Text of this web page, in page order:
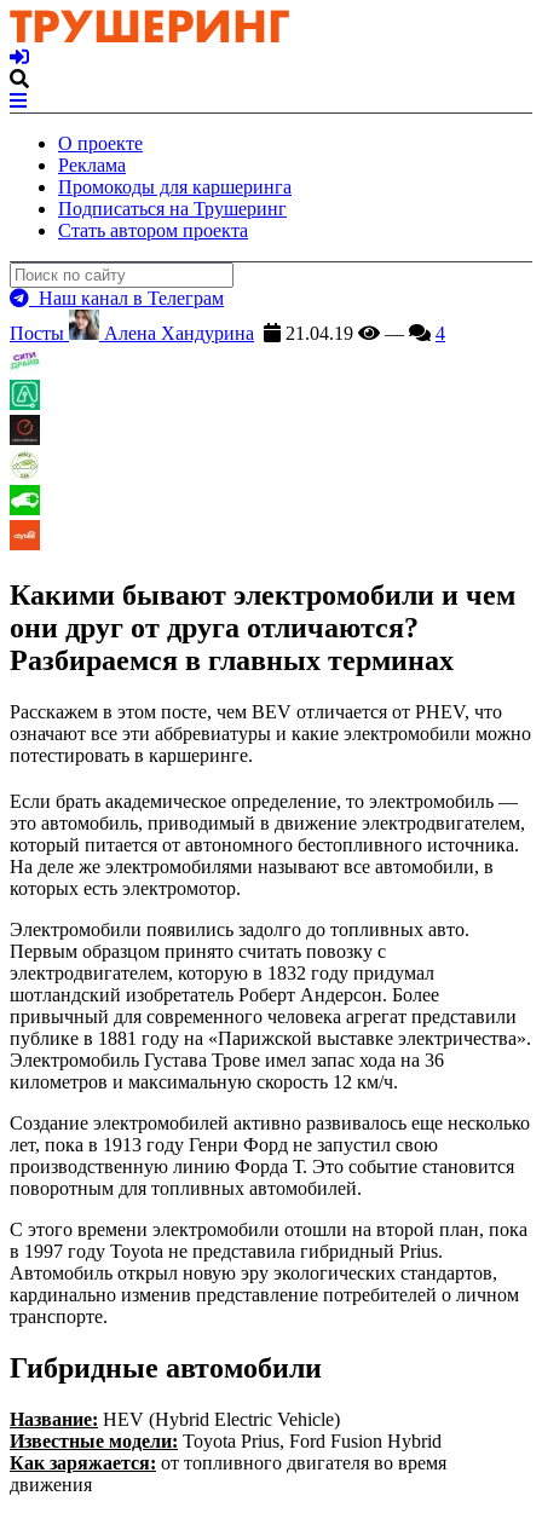
О проекте
Реклама
Промокоды для каршеринга
Подписаться на Трушеринг
Стать автором проекта
Наш канал в Телеграм
Посты
Алена Хандурина 21.04.19 — 4
Какими бывают электромобили и чем
они друг от друга отличаются?
Разбираемся в главных терминах
Расскажем в этом посте, чем BEV отличается от PHEV, что
означают все эти аббревиатуры и какие электромобили можно
потестировать в каршеринге.
Если брать академическое определение, то электромобиль —
это автомобиль, приводимый в движение электродвигателем,
который питается от автономного бестопливного источника.
На деле же электромобилями называют все автомобили, в
которых есть электромотор.
Электромобили появились задолго до топливных авто.
Первым образцом принято считать повозку с
электродвигателем, которую в 1832 году придумал
шотландский изобретатель Роберт Андерсон. Более
привычный для современного человека агрегат представили
публике в 1881 году на «Парижской выставке электричества».
Электромобиль Густава Трове имел запас хода на 36
километров и максимальную скорость 12 км/ч.
Создание электромобилей активно развивалось еще несколько
лет, пока в 1913 году Генри Форд не запустил свою
производственную линию Форда Т. Это событие становится
поворотным для топливных автомобилей.
С этого времени электромобили отошли на второй план, пока
в 1997 году Toyota не представила гибридный Prius.
Автомобиль открыл новую эру экологических стандартов,
кардинально изменив представление потребителей о личном
транспорте.
Гибридные автомобили
Название: HEV (Hybrid Electric Vehicle)
Известные модели: Toyota Prius, Ford Fusion Hybrid
Как заряжается: от топливного двигателя во время
движения